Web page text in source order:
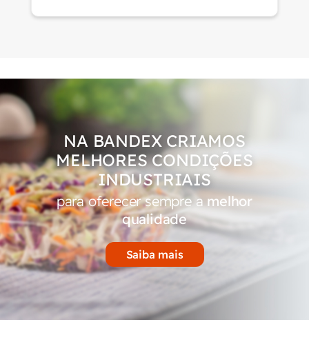
NA BANDEX CRIAMOS
MELHORES CONDIÇÕES
INDUSTRIAIS
para oferecer sempre amelhor
qualidade
Saiba mais